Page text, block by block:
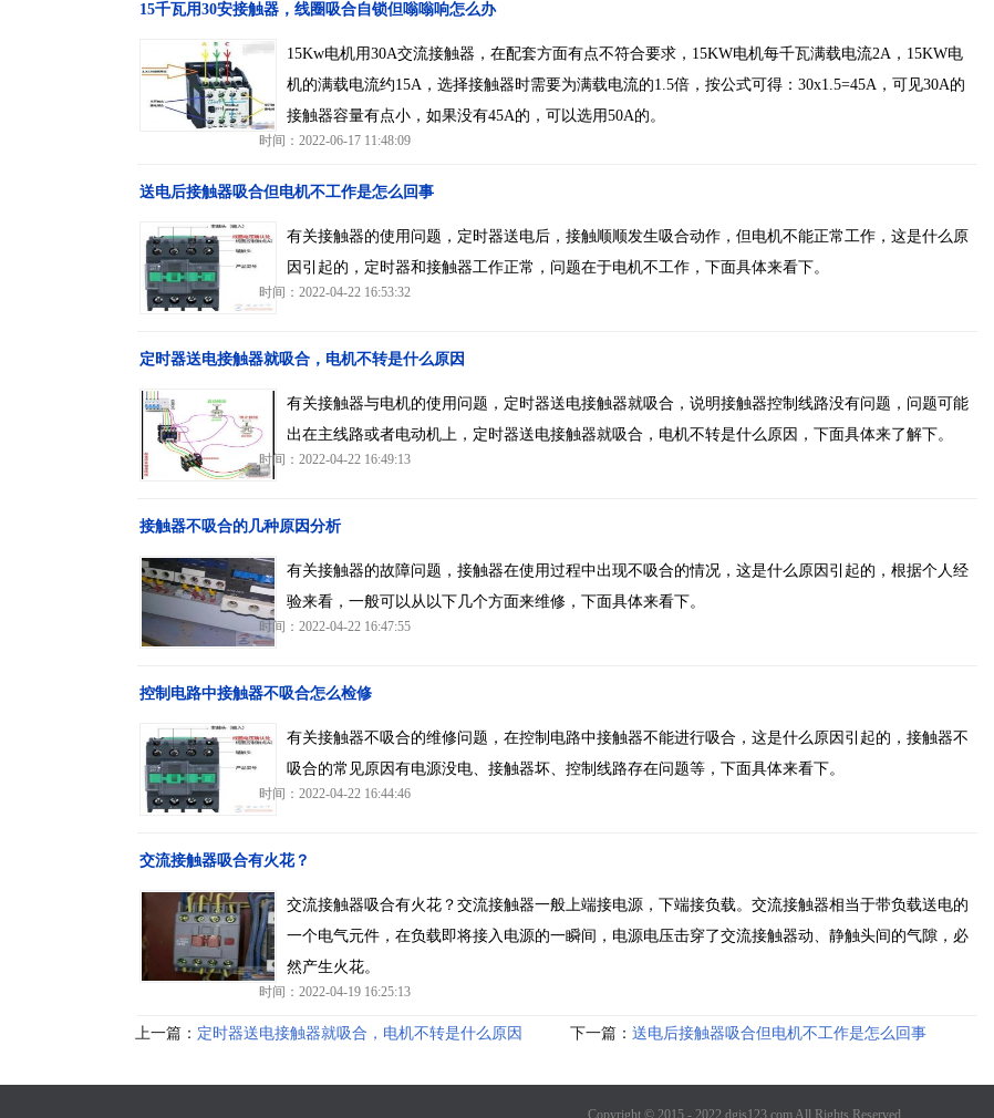
15千瓦用30安接触器，线圈吸合自锁但嗡嗡响怎么办
15Kw电机用30A交流接触器，在配套方面有点不符合要求，15KW电机每千瓦满载电流2A，15KW电
机的满载电流约15A，选择接触器时需要为满载电流的1.5倍，按公式可得：30x1.5=45A，可见30A的
接触器容量有点小，如果没有45A的，可以选用50A的。
时间：2022-06-17 11:48:09
送电后接触器吸合但电机不工作是怎么回事
有关接触器的使用问题，定时器送电后，接触顺顺发生吸合动作，但电机不能正常工作，这是什么原
因引起的，定时器和接触器工作正常，问题在于电机不工作，下面具体来看下。
时间：2022-04-22 16:53:32
定时器送电接触器就吸合，电机不转是什么原因
有关接触器与电机的使用问题，定时器送电接触器就吸合，说明接触器控制线路没有问题，问题可能
出在主线路或者电动机上，定时器送电接触器就吸合，电机不转是什么原因，下面具体来了解下。
时间：2022-04-22 16:49:13
接触器不吸合的几种原因分析
有关接触器的故障问题，接触器在使用过程中出现不吸合的情况，这是什么原因引起的，根据个人经
验来看，一般可以从以下几个方面来维修，下面具体来看下。
时间：2022-04-22 16:47:55
控制电路中接触器不吸合怎么检修
有关接触器不吸合的维修问题，在控制电路中接触器不能进行吸合，这是什么原因引起的，接触器不
吸合的常见原因有电源没电、接触器坏、控制线路存在问题等，下面具体来看下。
时间：2022-04-22 16:44:46
交流接触器吸合有火花？
交流接触器吸合有火花？交流接触器一般上端接电源，下端接负载。交流接触器相当于带负载送电的
一个电气元件，在负载即将接入电源的一瞬间，电源电压击穿了交流接触器动、静触头间的气隙，必
然产生火花。
时间：2022-04-19 16:25:13
上一篇： 定时器送电接触器就吸合，电机不转是什么原因 下一篇： 送电后接触器吸合但电机不工作是怎么回事
Copyright © 2015 - 2022 dgjs123.com All Rights Reserved